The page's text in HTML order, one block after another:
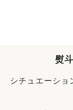
熨
シチュエーショ